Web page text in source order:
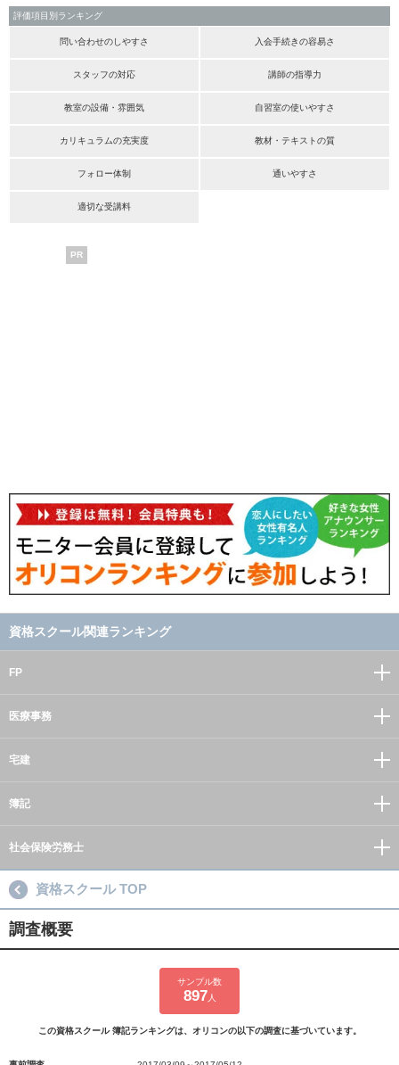
評価項目別ランキング
問い合わせのしやすさ 入会手続きの容易さ
スタッフの対応 講師の指導力
教室の設備・雰囲気 自習室の使いやすさ
カリキュラムの充実度 教材・テキストの質
フォロー体制 通いやすさ
適切な受講料
PR
資格スクール関連ランキング
FP
医療事務
宅建
簿記
社会保険労務士
資格スクール TOP
調査概要
サンプル数
897 人
この資格スクール 簿記ランキングは、オリコンの以下の調査に基づいています。